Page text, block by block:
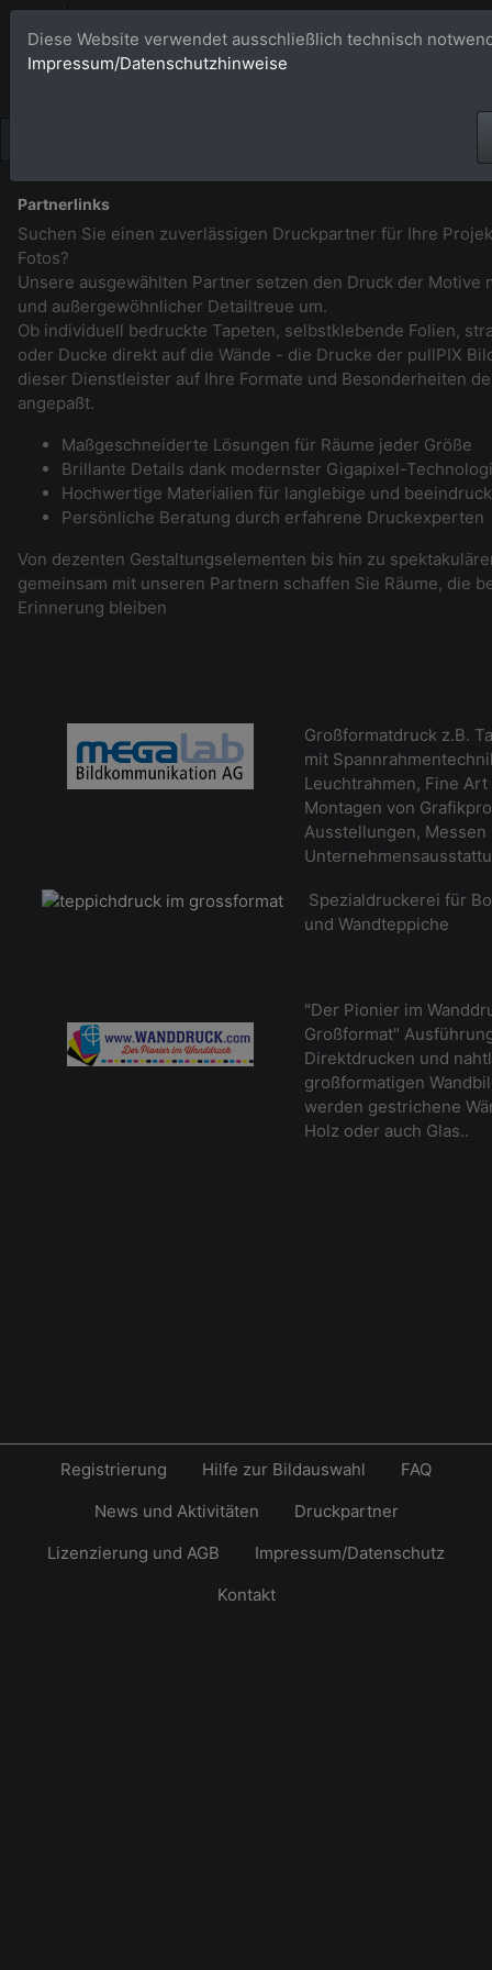
Bildagentur
Partnerlinks
Suchen Sie einen zuverlässigen Druckpartner für Ihre
Fotos?
Unsere ausgewählten Partner setzen den Druck der Motive
und außergewöhnlicher Detailtreue um.
Ob individuell bedruckte Tapeten, selbstklebende Folien,
oder Ducke direkt auf die Wände - die Drucke der pullPIX
dieser Dienstleister auf Ihre Formate und Besonderheiten
angepaßt.
Maßgeschneiderte Lösungen für Räume jeder Größe
Brillante Details dank modernster Gigapixel-
Hochwertige Materialien für langlebige und
Persönliche Beratung durch erfahrene Druckexperten
Von dezenten Gestaltungselementen bis hin zu
gemeinsam mit unseren Partnern schaffen Sie Räume, die
Erinnerung bleiben
Großformatdruck z.B.
mit
Leuchtrahmen, Fine
Montagen von
Ausstellungen, Messen
Spezialdruckerei für
und Wandteppiche
"Der Pionier im
Großformat"
Direktdrucken und
großformatigen
werden gestrichene
Holz oder auch Glas..
Diese Website verwendet ausschließlich technisch
Impressum/Datenschutzhinweise
Registrierung Hilfe zur Bildauswahl
FAQ
News und Aktivitäten
Druckpartner
Lizenzierung und AGB
Impressum/Datenschutz
Kontakt